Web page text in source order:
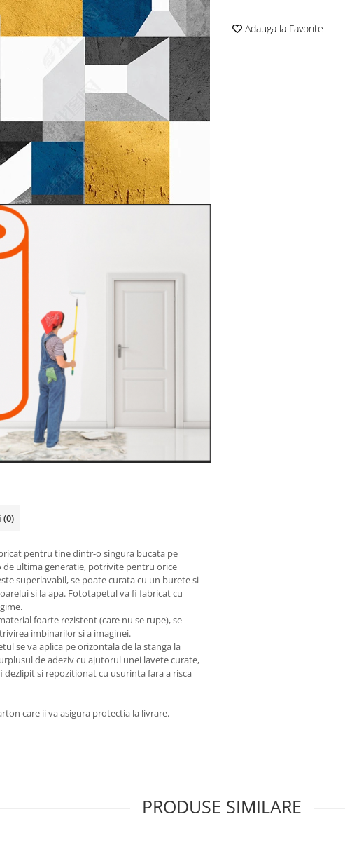
Adauga la Favorite
(0)
pentru tine dintr-o singura bucata pe
ultima generatie, potrivite pentru orice
superlavabil, se poate curata cu un burete si
si la apa. Fototapetul va fi fabricat cu
foarte rezistent (care nu se rupe), se
imbinarilor si a imaginei.
se va aplica pe orizontala de la stanga la
de adeziv cu ajutorul unei lavete curate,
dezlipit si repozitionat cu usurinta fara a risca
care ii va asigura protectia la livrare.
PRODUSE SIMILARE